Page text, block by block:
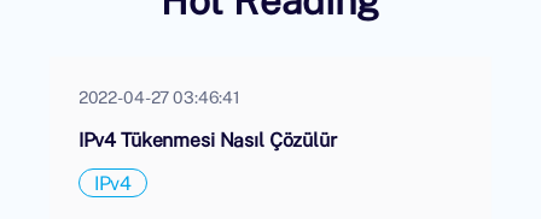
2022-04-27 03:46:41
IPv4 Tükenmesi Nasıl Çözülür
IPv4